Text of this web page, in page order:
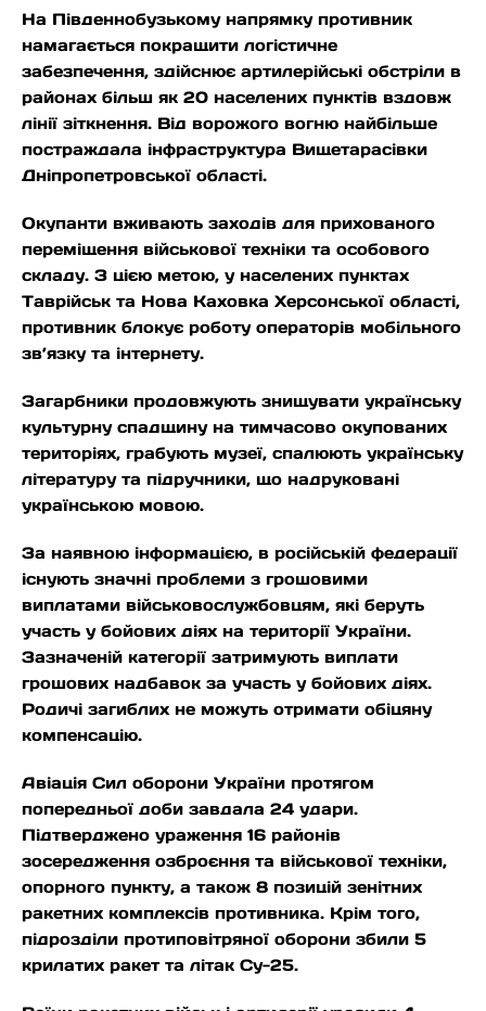
На Південнобузькому напрямку противник
намагається покращити логістичне
забезпечення, здійснює артилерійські обстріли в
районах більш як 20 населених пунктів вздовж
лінії зіткнення. Від ворожого вогню найбільше
постраждала інфраструктура Вищетарасівки
Дніпропетровської області.
Окупанти вживають заходів для прихованого
переміщення військової техніки та особового
складу. З цією метою, у населених пунктах
Таврійськ та Нова Каховка Херсонської області,
противник блокує роботу операторів мобільного
зв’язку та інтернету.
Загарбники продовжують знищувати українську
культурну спадщину на тимчасово окупованих
територіях, грабують музеї, спалюють українську
літературу та підручники, що надруковані
українською мовою.
За наявною інформацією, в російській федерації
існують значні проблеми з грошовими
виплатами військовослужбовцям, які беруть
участь у бойових діях на території України.
Зазначеній категорії затримують виплати
грошових надбавок за участь у бойових діях.
Родичі загиблих не можуть отримати обіцяну
компенсацію.
Авіація Сил оборони України протягом
попередньої доби завдала 24 удари.
Підтверджено ураження 16 районів
зосередження озброєння та військової техніки,
опорного пункту, а також 8 позицій зенітних
ракетних комплексів противника. Крім того,
підрозділи протиповітряної оборони збили 5
крилатих ракет та літак Су-25.